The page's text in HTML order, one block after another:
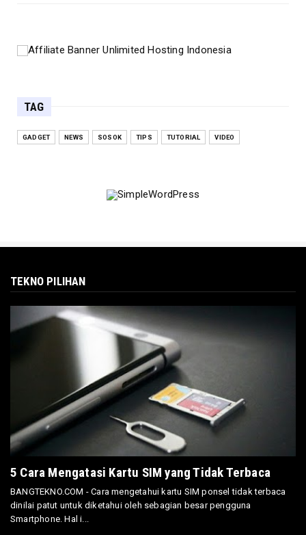
TAG
GADGET NEWS SOSOK TIPS TUTORIAL VIDEO
TEKNO PILIHAN
5 Cara Mengatasi Kartu SIM yang Tidak Terbaca
BANGTEKNO.COM - Cara mengetahui kartu SIM ponsel tidak terbaca
dinilai patut untuk diketahui oleh sebagian besar pengguna
Smartphone. Hal i...